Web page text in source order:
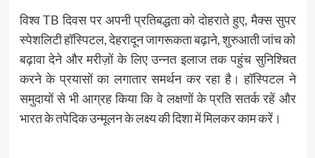
विश्व TB दिवस पर अपनी प्रतिबद्धता को दोहराते हुए, मैक्स सुपर
स्पेशलिटी हॉस्पिटल, देहरादून जागरूकता बढ़ाने, शुरुआती जांच को
बढ़ावा देने और मरीज़ों के लिए उन्नत इलाज तक पहुंच सुनिश्चित
करने के प्रयासों का लगातार समर्थन कर रहा है। हॉस्पिटल ने
समुदायों से भी आग्रह किया कि वे लक्षणों के प्रति सतर्क रहें और
भारत के तपेदिक उन्मूलन के लक्ष्य की दिशा में मिलकर काम करें।